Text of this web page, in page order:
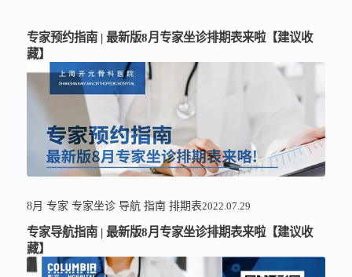
专家预约指南 | 最新版8月专家坐诊排期表来啦【建议收
藏】
8月 专家 专家坐诊 导航 指南 排期表2022.07.29
专家导航指南 | 最新版8月专家坐诊排期表来啦【建议收
藏】